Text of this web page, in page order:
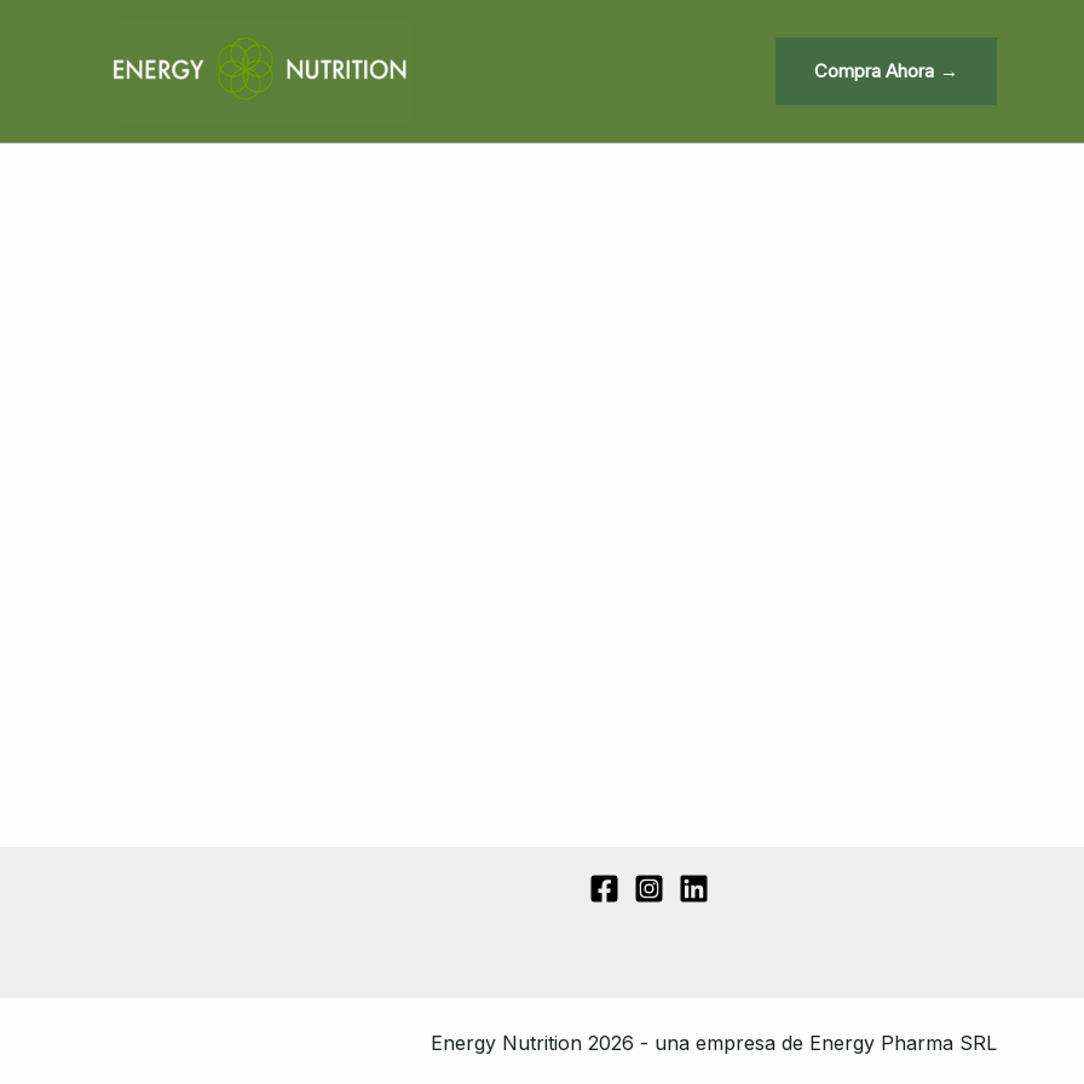
Compra Ahora
Energy Nutrition 2026 - una empresa de Energy Pharma SRL